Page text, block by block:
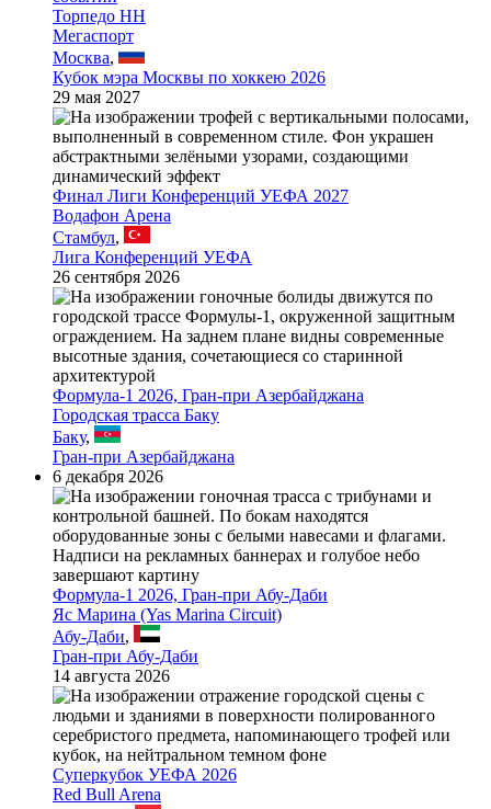
Торпедо НН
Мегаспорт
Москва,
Кубок мэра Москвы по хоккею 2026
29 мая 2027
Финал Лиги Конференций УЕФА 2027
Водафон Арена
Стамбул,
Лига Конференций УЕФА
26 сентября 2026
Формула-1 2026, Гран-при Азербайджана
Городская трасса Баку
Баку,
Гран-при Азербайджана
6 декабря 2026
Формула-1 2026, Гран-при Абу-Даби
Яс Марина (Yas Marina Circuit)
Абу-Даби,
Гран-при Абу-Даби
14 августа 2026
Суперкубок УЕФА 2026
Red Bull Arena